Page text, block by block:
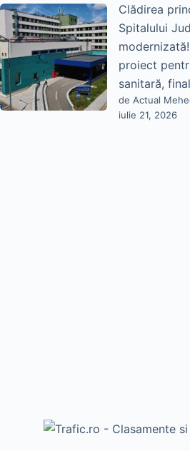
Clădirea
Spitalului
proiect
sanitară,
de Actual
iulie 21, 2026